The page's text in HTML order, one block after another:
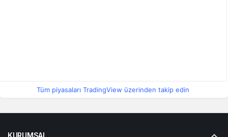
Tüm piyasaları TradingView üzerinden takip edin
KURUMSAL